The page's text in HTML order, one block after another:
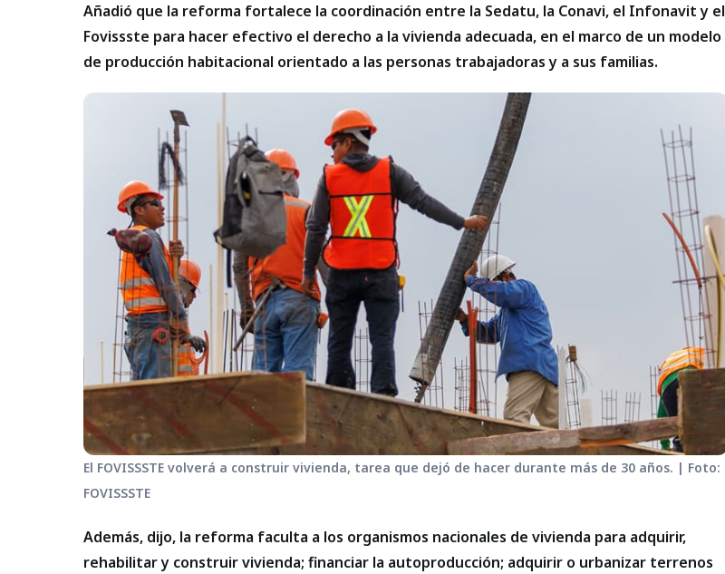
Añadió que la reforma fortalece la coordinación entre la Sedatu, la Conavi, el Infonavit y el
Fovissste para hacer efectivo el derecho a la vivienda adecuada, en el marco de un modelo
de producción habitacional orientado a las personas trabajadoras y a sus familias.
El FOVISSSTE volverá a construir vivienda, tarea que dejó de hacer durante más de 30 años. | Foto:
FOVISSSTE
Además, dijo, la reforma faculta a los organismos nacionales de vivienda para adquirir,
rehabilitar y construir vivienda; financiar la autoproducción; adquirir o urbanizar terrenos